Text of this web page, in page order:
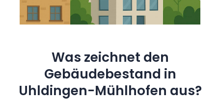
Was zeichnet den
Gebäudebestand in
Uhldingen-Mühlhofen aus?